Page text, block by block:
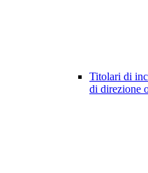
Titolari di
di direzione